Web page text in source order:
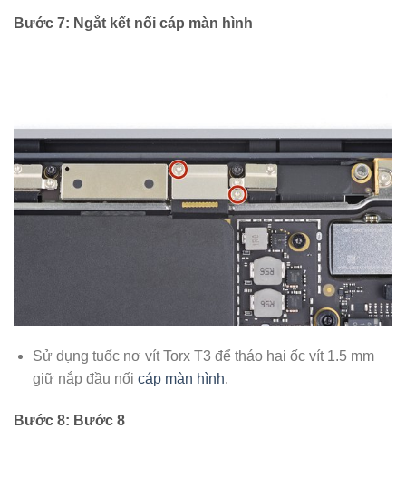
Bước 7: Ngắt kết nối cáp màn hình
Sử dụng tuốc nơ vít Torx T3 để tháo hai ốc vít 1.5 mm
giữ nắp đầu nối cáp màn hình.
Bước 8: Bước 8